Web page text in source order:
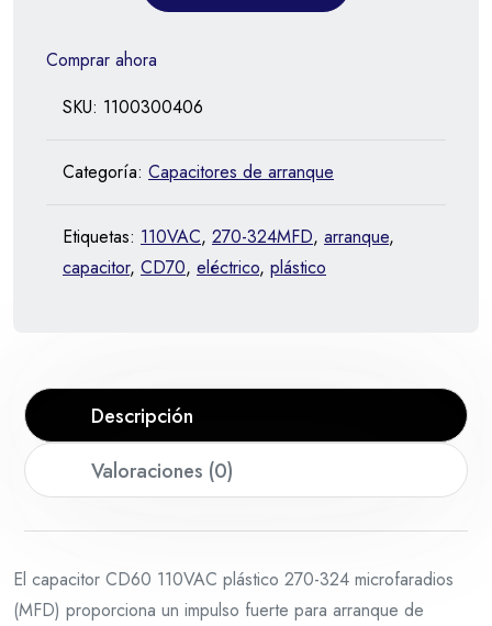
Comprar ahora
SKU: 1100300406
Categoría: Capacitores de arranque
Etiquetas: 110VAC, 270-324MFD, arranque,
capacitor, CD70, eléctrico, plástico
Descripción
Valoraciones (0)
El capacitor CD60 110VAC plástico 270-324 microfaradios
(MFD) proporciona un impulso fuerte para arranque de